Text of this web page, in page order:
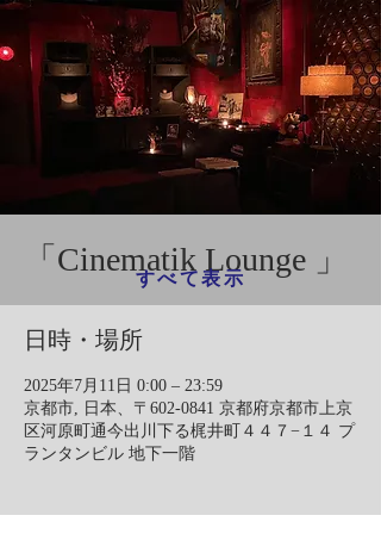
「Cinematik Lounge 」
日時・場所
2025年7月11日 0:00 – 23:59
京都市, 日本、〒602-0841 京都府京都市上京
区河原町通今出川下る梶井町４４７−１４ プ
ランタンビル 地下一階
すべて表示